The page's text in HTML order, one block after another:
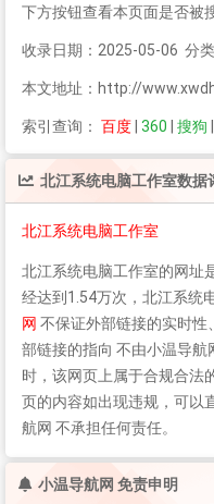
下方按钮查看本页面是否被
收录日期：2025-05-06 分类
本文地址：http://
索引查询： 百度 360 搜狗
北江系统电脑工作室数据
北江系统电脑工作室
北江系统电脑工作室的网址
经达到1.54万次， 北江系统
网 不保证外部链接的实时
部链接的指向 不由小温导
时，该网页上属于合规合法
页的内容如出现违规，可以
航网 不承担任何责任。
小温导航网 免责申明